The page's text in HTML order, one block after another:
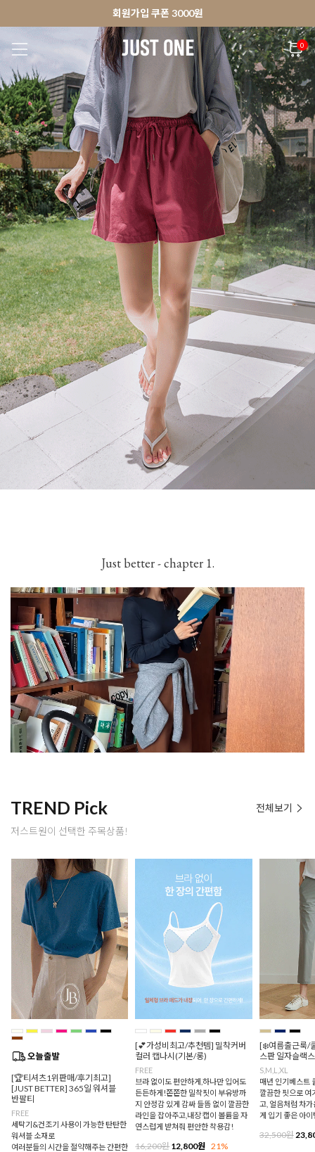
앱 다운로드 10% 할인쿠폰
🚀오늘출발상품 당일발송 배송중
회원가입 쿠폰 3000원
앱 다운로드 10% 할인쿠폰
0
NEW 7% BEST 🚀오늘출발 MADE . J 상의 팬츠
Just better - chapter 1.
TREND Pick
저스트원이 선택한 주목상품!
전체보기
[🏆티셔츠1위판매/후기최고]
[JUST BETTER] 365일 워셔블
반팔티
FREE
세탁기&건조기 사용이 가능한 탄탄한
워셔블 소재로
여러분들의 시간을 절약해주는 간편한
[💕가성비최고/추천템] 밀착커버
컬러 캡나시(기본/롱)
FREE
브라 없이도 편안하게,하나만 입어도
든든하게!쫀쫀한 밀착핏이 부유방까
지 안정감 있게 감싸 들뜸 없이 깔끔한
라인을 잡아주고,내장 캡이 볼륨을 자
연스럽게 받쳐줘 편안한 착용감!
16,200원12,800원 21%
[❄️여름출근룩/
스판 일자슬랙스
S,M,L,XL
매년 인기베스트
깔끔한 핏으로 여
고, 얼음처럼 차
게 입기 좋은 아이
32,500원